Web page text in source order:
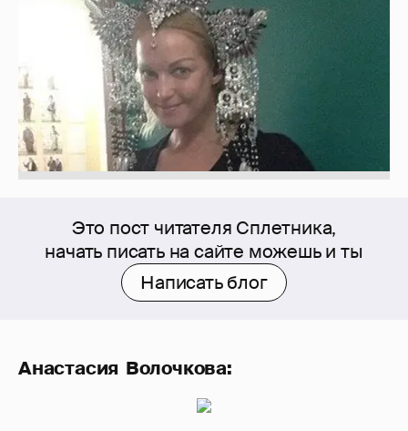
Это пост читателя Сплетника,
начать писать на сайте можешь и ты
Написать блог
Анастасия Волочкова: